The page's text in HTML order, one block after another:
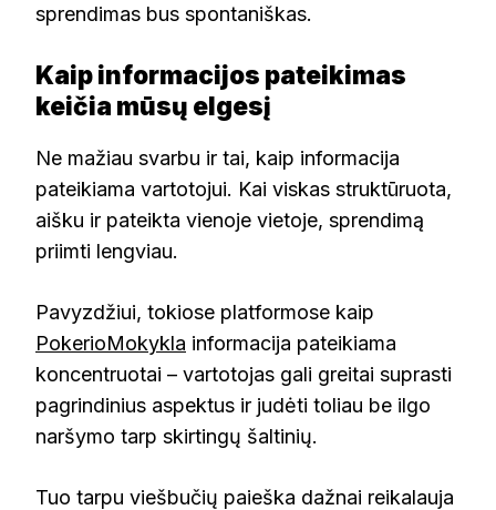
sprendimas bus spontaniškas.
Kaip informacijos pateikimas
keičia mūsų elgesį
Ne mažiau svarbu ir tai, kaip informacija
pateikiama vartotojui. Kai viskas struktūruota,
aišku ir pateikta vienoje vietoje, sprendimą
priimti lengviau.
Pavyzdžiui, tokiose platformose kaip
PokerioMokykla informacija pateikiama
koncentruotai – vartotojas gali greitai suprasti
pagrindinius aspektus ir judėti toliau be ilgo
naršymo tarp skirtingų šaltinių.
Tuo tarpu viešbučių paieška dažnai reikalauja